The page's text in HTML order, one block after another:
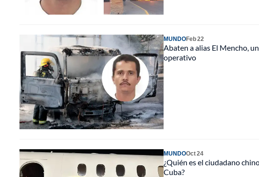
MUNDOFeb 22
Abaten a alias El Mencho,
operativo
MUNDOOct 24
¿Quién es el ciudadano
Cuba?